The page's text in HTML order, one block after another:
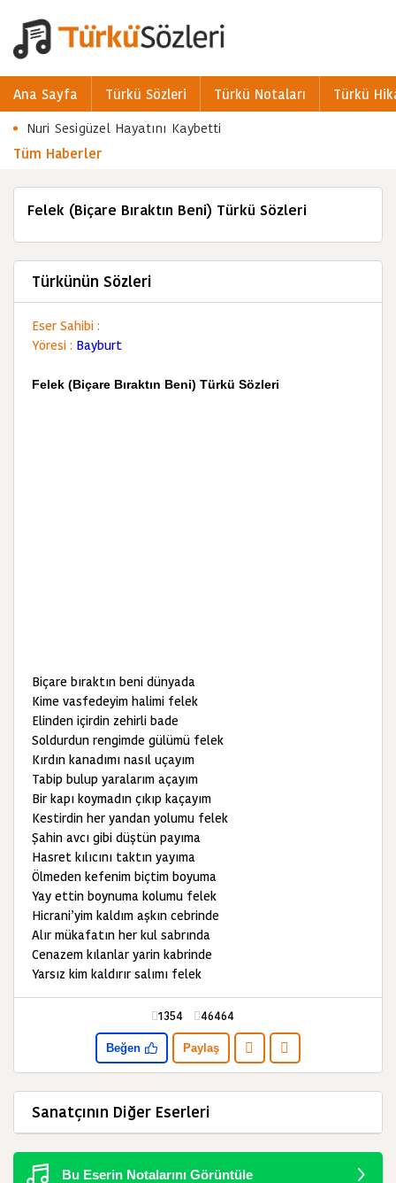
Ana Sayfa Türkü Sözleri Türkü Notaları
Türkü
Nuri Sesigüzel Hayatını Kaybetti
Tüm Haberler
Felek (Biçare Bıraktın Beni) Türkü Sözleri
Türkünün Sözleri
Eser Sahibi :
Yöresi : Bayburt
Felek (Biçare Bıraktın Beni) Türkü Sözleri
Biçare bıraktın beni dünyada
Kime vasfedeyim halimi felek
Elinden içirdin zehirli bade
Soldurdun rengimde gülümü felek
Kırdın kanadımı nasıl uçayım
Tabip bulup yaralarım açayım
Bir kapı koymadın çıkıp kaçayım
Kestirdin her yandan yolumu felek
Şahin avcı gibi düştün payıma
Hasret kılıcını taktın yayıma
Ölmeden kefenim biçtim boyuma
Yay ettin boynuma kolumu felek
Hicrani’yim kaldım aşkın cebrinde
Alır mükafatın her kul sabrında
Cenazem kılanlar yarin kabrinde
Yarsız kim kaldırır salımı felek
1354 46464
Beğen Paylaş
Sanatçının Diğer Eserleri
Bu Eserin Notalarını Görüntüle